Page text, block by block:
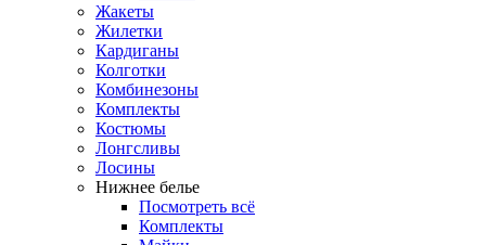
Жакеты
Жилетки
Кардиганы
Колготки
Комбинезоны
Комплекты
Костюмы
Лонгсливы
Лосины
Нижнее белье
Посмотреть всё
Комплекты